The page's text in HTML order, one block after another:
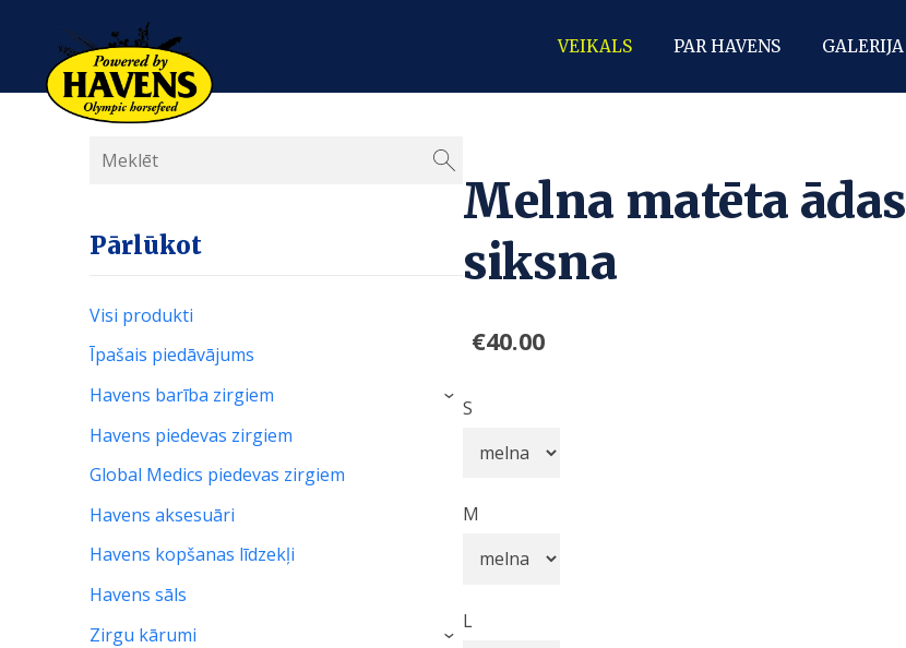
VEIKALS PAR HAVENS GALERIJA
Pārlūkot
Visi produkti
Īpašais piedāvājums
Havens barība zirgiem
›
Havens piedevas zirgiem
Global Medics piedevas zirgiem
Havens aksesuāri
Havens kopšanas līdzekļi
Havens sāls
Zirgu kārumi
›
Melna matēta ādas
siksna
€40.00
S
M
L